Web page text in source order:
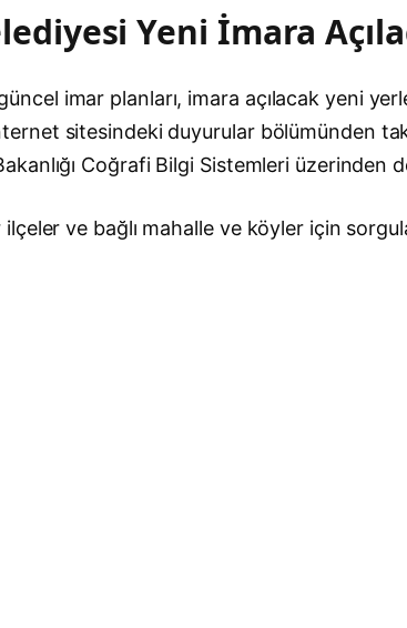
Yeni İmara
imar planları, imara açılacak yeni
sitesindeki duyurular bölümünden
Coğrafi Bilgi Sistemleri üzerinden
ve bağlı mahalle ve köyler için